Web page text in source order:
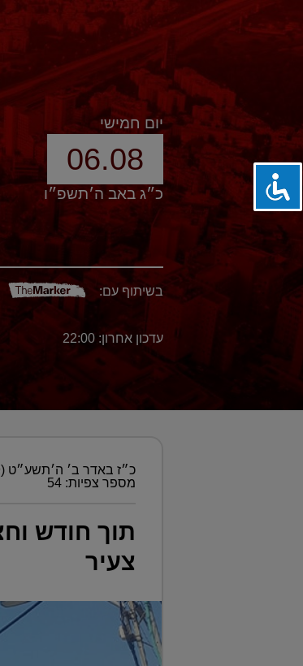
יום חמישי
06.08
כ״ג באב ה׳תשפ״ו
בשיתוף עם:
עדכון אחרון: 22:00
כ״ז באדר ב׳ ה׳תשע״ט (03.04.2019)
מספר צפיות: 54
צעיר